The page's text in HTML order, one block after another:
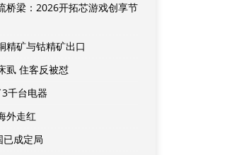
桥梁：2026开拓芯游戏创享节
精矿与钴精矿出口
虱 住客反被怼
千台电器
外走红
已成定局